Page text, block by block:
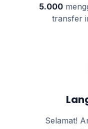
5.000
transfer
Selamat!